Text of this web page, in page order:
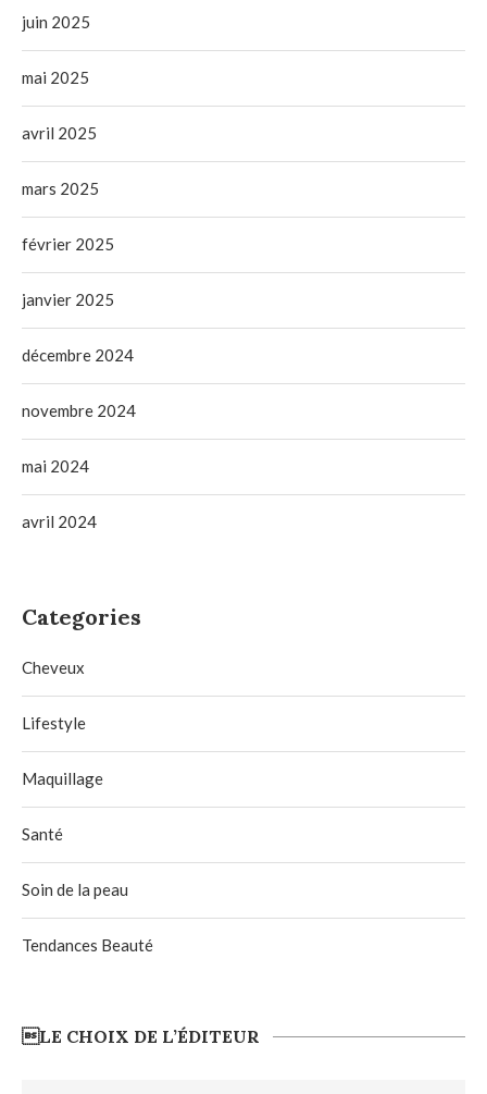
juin 2025
mai 2025
avril 2025
mars 2025
février 2025
janvier 2025
décembre 2024
novembre 2024
mai 2024
avril 2024
Categories
Cheveux
Lifestyle
Maquillage
Santé
Soin de la peau
Tendances Beauté
LE CHOIX DE L’ÉDITEUR